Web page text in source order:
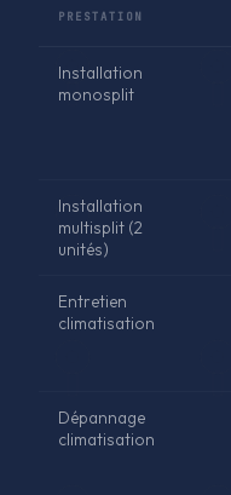
PRESTATION
Installation
monosplit
Installation
multisplit (2
unités)
Entretien
climatisation
Dépannage
climatisation